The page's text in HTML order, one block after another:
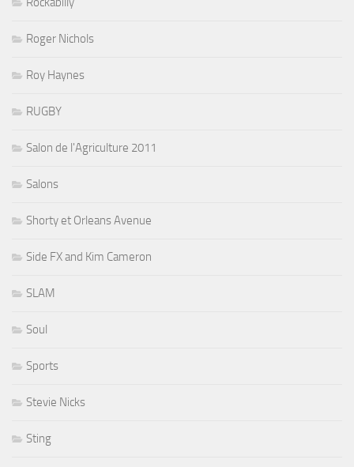
Roger Nichols
Roy Haynes
RUGBY
Salon de l'Agriculture 2011
Salons
Shorty et Orleans Avenue
Side FX and Kim Cameron
SLAM
Soul
Sports
Stevie Nicks
Sting